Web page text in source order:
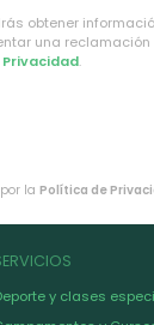
obtener
una
.
la Política de
y clases